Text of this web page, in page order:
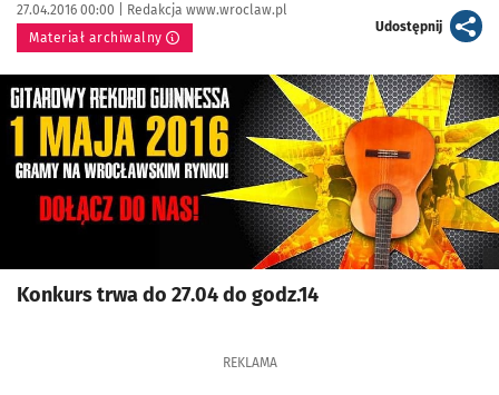
Data publikacji:
27.04.2016 00:00 | Autor:
Redakcja www.wroclaw.pl
Materiał archiwalny
Udostępnijartykuł
Kliknij, aby powiększyć
Konkurs trwa do 27.04 do godz.14
REKLAMA